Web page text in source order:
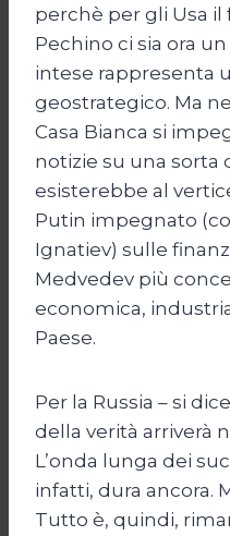
perchè per gli Usa il
Pechino ci sia ora
intese rappresenta
geostrategico. Ma
Casa Bianca si
notizie su una sorta
esisterebbe al
Putin impegnato
Ignatiev) sulle
Medvedev più
economica,
Paese.
Per la Russia – si
della verità arriverà
L’onda lunga dei
infatti, dura ancora.
Tutto è, quindi,